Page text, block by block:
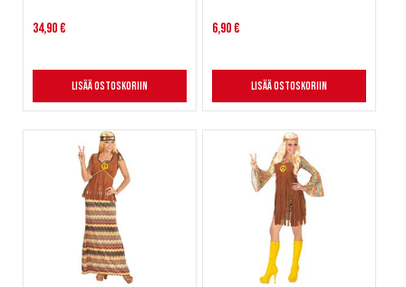
34,90 €
Lisää ostoskoriin
6,90 €
Lisää ostoskoriin